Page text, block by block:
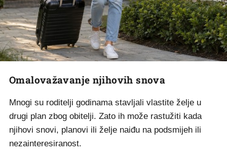
Omalovažavanje njihovih snova
Mnogi su roditelji godinama stavljali vlastite želje u
drugi plan zbog obitelji. Zato ih može rastužiti kada
njihovi snovi, planovi ili želje naiđu na podsmijeh ili
nezainteresiranost.